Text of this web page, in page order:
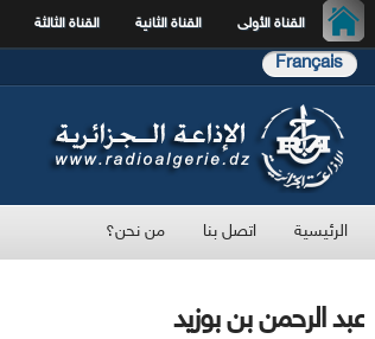
القناة الأولى القناة الثانية القناة الثالثة
Français
الرئيسية اتصل بنا من نحن؟
عبد الرحمن بن بوزيد